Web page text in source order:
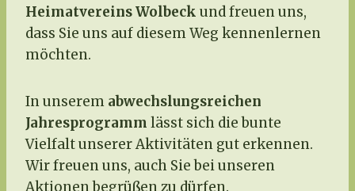
HeimatvereinsWolbeck und freuen uns,
dass Sie uns auf diesem Weg kennenlernen
möchten.
In unserem abwechslungsreichen
Jahresprogramm lässt sich die bunte
Vielfalt unserer Aktivitäten gut erkennen.
Wir freuen uns, auch Sie bei unseren
Aktionen begrüßen zu dürfen.